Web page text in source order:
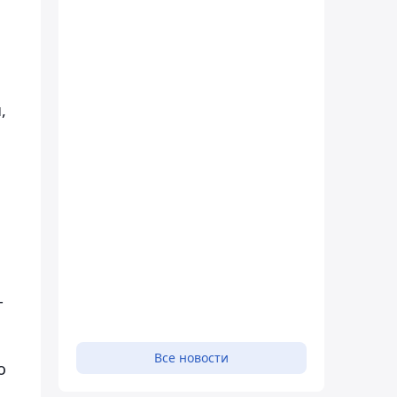
Все новости